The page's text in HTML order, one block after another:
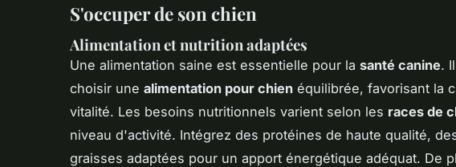
S'occuper de son chien
Alimentation et nutrition adaptées
Une alimentation saine est essentielle pour la santé canine.
choisir une alimentation pour chien équilibrée, favorisant la
vitalité. Les besoins nutritionnels varient selon les races de
niveau d'activité. Intégrez des protéines de haute qualité,
graisses adaptées pour un apport énergétique adéquat. De